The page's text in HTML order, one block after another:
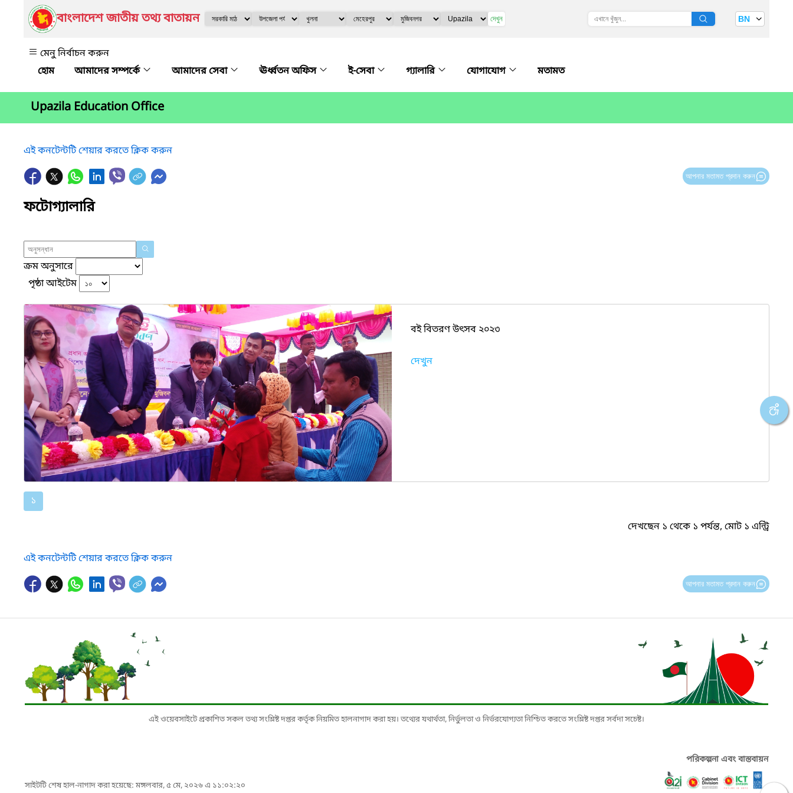
বাংলাদেশ জাতীয় তথ্য বাতায়ন দেখুন BN
মেনু নির্বাচন করুন
আমাদের সম্পর্কে
আমাদের সেবা ঊর্ধ্বতন অফিস ই-সেবা গ্যালারি যোগাযোগ মতামত
Upazila Education Office
এই কনটেন্টটি শেয়ার করতে ক্লিক করুন
আপনার মতামত প্রদান করুন
ফটোগ্যালারি
ক্রম অনুসারে
পৃষ্ঠা আইটেম
বই বিতরণ উৎসব ২০২৩
দেখুন
১
দেখছেন ১ থেকে ১ পর্যন্ত, মোট ১ এন্ট্রি
এই কনটেন্টটি শেয়ার করতে ক্লিক করুন
আপনার মতামত প্রদান করুন
এই ওয়েবসাইটে প্রকাশিত সকল তথ্য সংশ্লিষ্ট দপ্তর কর্তৃক নিয়মিত হালনাগাদ করা হয়। তথ্যের যথার্থতা, নির্ভুলতা ও নির্ভরযোগ্যতা নিশ্চিত করতে সংশ্লিষ্ট দপ্তর সর্বদা সচেষ্ট।
সাইটটি শেষ হাল-নাগাদ করা হয়েছে: মঙ্গলবার, ৫ মে, ২০২৬ এ ১১:০২:২০
পরিকল্পনা এবং বাস্তবায়ন